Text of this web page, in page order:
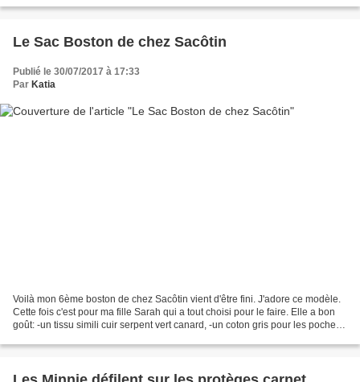
Le Sac Boston de chez Sacôtin
Publié le 30/07/2017 à 17:33
Par Katia
Voilà mon 6ème boston de chez Sacôtin vient d'être fini. J'adore ce modèle.
Cette fois c'est pour ma fille Sarah qui a tout choisi pour le faire. Elle a bon
goût: -un tissu simili cuir serpent vert canard, -un coton gris pour les poches